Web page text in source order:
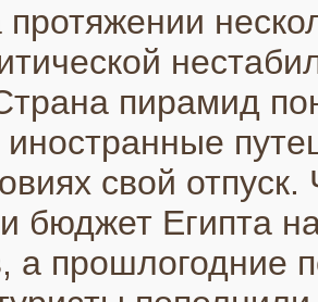
протяжении
пирамид
свой
бюджет Египта
а прошлогодние